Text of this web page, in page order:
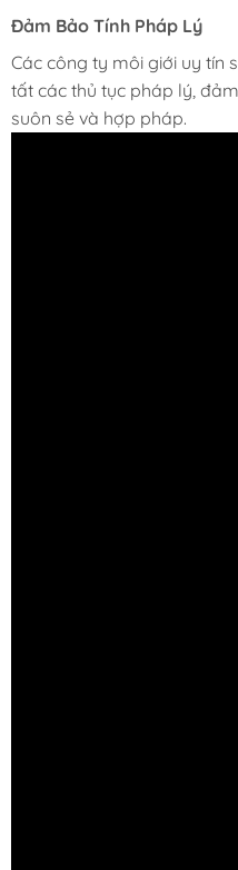
Đảm Bảo Tính Pháp Lý
Các công ty môi giới uy tín
tất các thủ tục pháp lý,
suôn sẻ và hợp pháp.